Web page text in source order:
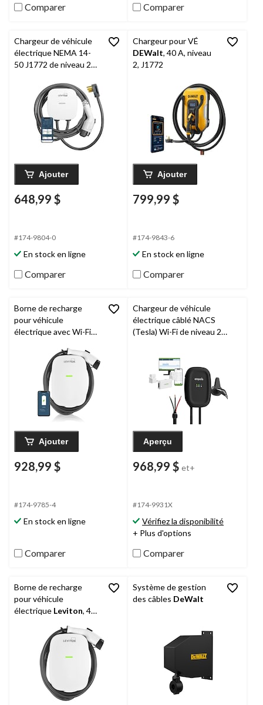
Comparer Comparer
Chargeur de véhicule
électrique NEMA 14-
50 J1772 de niveau 2
Ajouter
648,99 $
#174-9804-0
En stock en ligne
Comparer
Chargeur pour VÉ
DEWalt, 40 A, niveau
2, J1772
Ajouter
799,99 $
#174-9843-6
En stock en ligne
Comparer
Borne de recharge
pour véhicule
électrique avec Wi-Fi
Ajouter
928,99 $
#174-9785-4
En stock en ligne
Comparer
Chargeur de véhicule
électrique câblé NACS
(Tesla) Wi-Fi de niveau 2
Aperçu
968,99 $ et+
#174-9931X
Vérifiez la disponibilité
+ Plus d'options
Comparer
Borne de recharge
pour véhicule
électrique Leviton, 48
Système de gestion
des câbles DeWalt